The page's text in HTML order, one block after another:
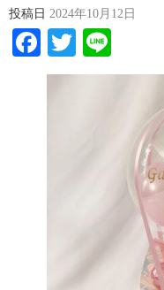
投稿日 2024年10月12日
Facebook
Twitter